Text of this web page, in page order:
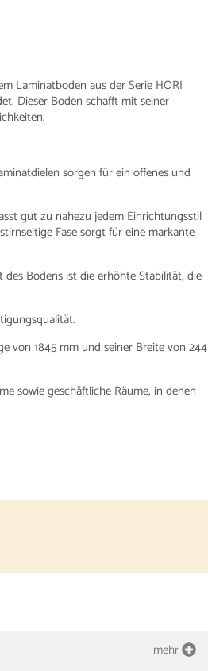
Laminatboden aus der Serie HORI
Dieser Boden schafft mit seiner
sorgen für ein offenes und
gut zu nahezu jedem Einrichtungsstil
Fase sorgt für eine markante
Bodens ist die erhöhte Stabilität, die
von 1845 mm und seiner Breite von 244
sowie geschäftliche Räume, in denen
mehr